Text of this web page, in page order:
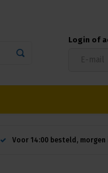
Login of
Voor 14:00 besteld, morgen